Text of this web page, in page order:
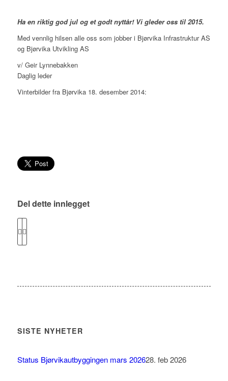
Ha en riktig god jul og et godt nyttår! Vi gleder oss til 2015.
Med vennlig hilsen alle oss som jobber i Bjørvika Infrastruktur AS
og Bjørvika Utvikling AS
v/ Geir Lynnebakken
Daglig leder
Vinterbilder fra Bjørvika 18. desember 2014:
Del dette innlegget
SISTE NYHETER
Status Bjørvikautbyggingen mars 202628. feb 2026